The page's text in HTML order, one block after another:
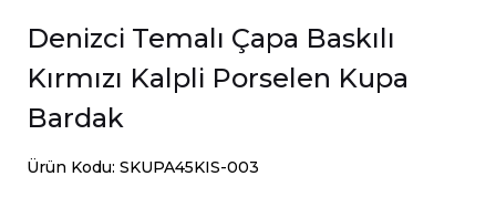
Denizci Temalı Çapa Baskılı
Kırmızı Kalpli Porselen Kupa
Bardak
Ürün Kodu: SKUPA45KIS-003